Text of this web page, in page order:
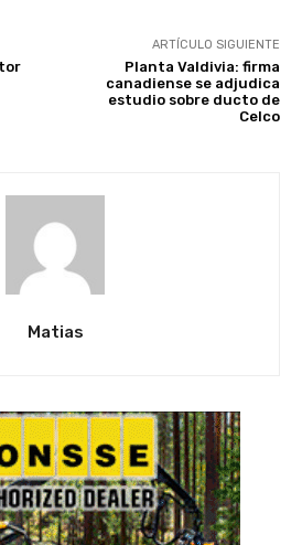
ARTÍCULO SIGUIENTE
Planta Valdivia: firma
canadiense se adjudica
estudio sobre ducto de
Celco
Matias